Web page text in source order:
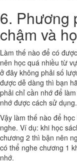
6. Phương
chậm và
Làm thế nào để có
nên học quá nhiều từ
ở đây không phải số
được dễ dàng thì bạn
phải chỉ cần nhớ để
nhớ được cách sử dụng.
Vậy làm thế nào để
nghe. Ví dụ: khi học
chương 2 thì bận nên
có thể nghe chương 1
nhớ.